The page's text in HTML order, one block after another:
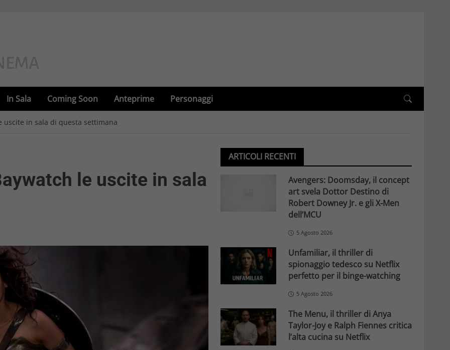
In Sala Coming Soon Anteprime Personaggi
uscite in sala di questa settimana
le uscite in sala
ARTICOLI RECENTI
Avengers: Doomsday, il concept
art svela Dottor Destino di
Robert Downey Jr. e gli X-Men
dell’MCU
5 Agosto 2026
Unfamiliar, il thriller di
spionaggio tedesco su Netflix
perfetto per il binge-watching
5 Agosto 2026
The Menu, il thriller di Anya
Taylor-Joy e Ralph Fiennes critica
l’alta cucina su Netflix